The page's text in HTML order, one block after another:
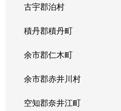
古宇郡泊村
積丹郡積丹町
余市郡仁木町
余市郡赤井川村
空知郡奈井江町